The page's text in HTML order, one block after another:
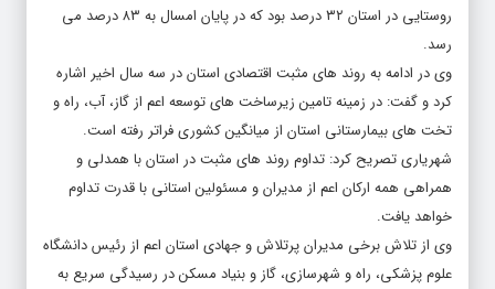
روستایی در استان ۳۲ درصد بود که در پایان امسال به ۸۳ درصد می
رسد.
وی در ادامه به روند های مثبت اقتصادی استان در سه سال اخیر اشاره
کرد و گفت: در زمینه تامین زیرساخت های توسعه اعم از گاز، آب، راه و
تخت های بیمارستانی استان از میانگین کشوری فراتر رفته است.
شهریاری تصریح کرد: تداوم روند های مثبت در استان با همدلی و
همراهی همه ارکان اعم از مدیران و مسئولین استانی با قدرت تداوم
خواهد یافت.
وی از تلاش برخی مدیران پرتلاش و جهادی استان اعم از رئیس دانشگاه
علوم پزشکی، راه و شهرسازی، گاز و بنیاد مسکن در رسیدگی سریع به